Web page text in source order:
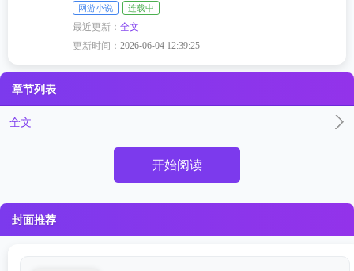
网游小说 连载中
最近更新：全文
更新时间：2026-06-04 12:39:25
章节列表
全文
开始阅读
封面推荐